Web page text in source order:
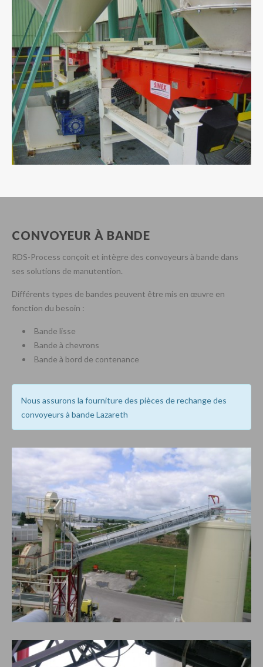
CONVOYEUR À BANDE
RDS-Process conçoit et intègre des convoyeurs à bande dans
ses solutions de manutention.
Différents types de bandes peuvent être mis en œuvre en
fonction du besoin :
Bande lisse
Bande à chevrons
Bande à bord de contenance
Nous assurons la fourniture des pièces de rechange des
convoyeurs à bande Lazareth